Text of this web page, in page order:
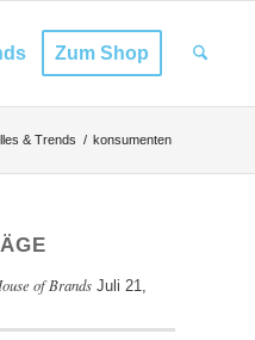
Zum Shop
& Trends / konsumenten
of Brands Juli 21,